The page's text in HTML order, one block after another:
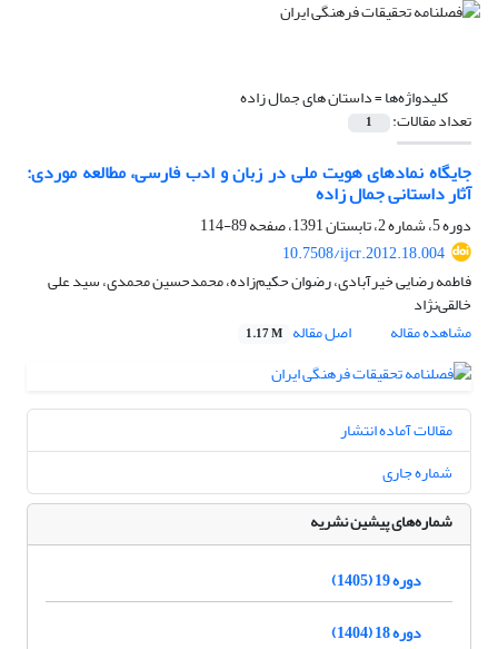
کلیدواژه‌ها =داستان های جمال زاده
تعداد مقالات: 1
جایگاه نمادهای هویت ملی در زبان و ادب فارسی، مطالعه موردی:
آثار داستانی جمال زاده
دوره 5، شماره 2، تابستان 1391، صفحه
89-114
10.7508/ijcr.2012.18.004
فاطمه رضایی خیرآبادی، رضوان حکیم‌زاده، محمدحسین محمدی، سید علی
خالقی‌نژاد
مشاهده مقاله
اصل مقاله 1.17 M
مقالات آماده انتشار
شماره جاری
شماره‌های پیشین نشریه
دوره 19 (1405)
دوره 18 (1404)